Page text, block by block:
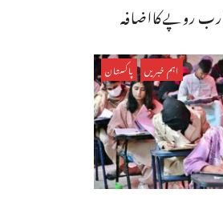
اہم خبریں پاکستان